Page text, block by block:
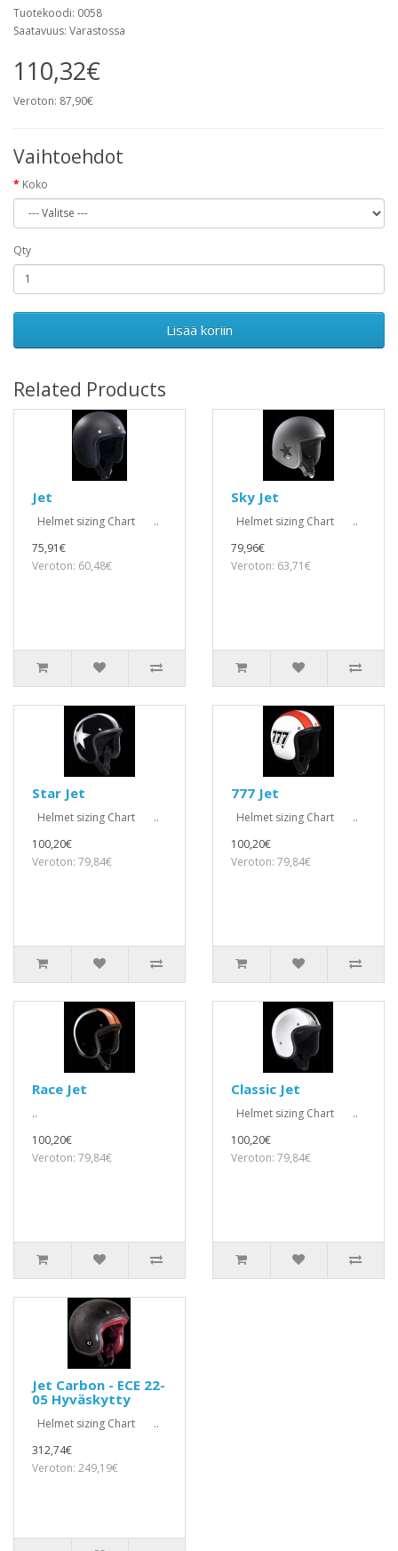
Tuotekoodi: 0058
Saatavuus: Varastossa
110,32€
Veroton: 87,90€
Vaihtoehdot
Koko
Qty
Lisää koriin
Related Products
Jet
Helmet sizing Chart ..
75,91€
Veroton: 60,48€
Sky Jet
Helmet sizing Chart ..
79,96€
Veroton: 63,71€
Star Jet
Helmet sizing Chart ..
100,20€
Veroton: 79,84€
777 Jet
Helmet sizing Chart ..
100,20€
Veroton: 79,84€
Race Jet
..
100,20€
Veroton: 79,84€
Classic Jet
Helmet sizing Chart ..
100,20€
Veroton: 79,84€
Jet Carbon - ECE 22-
05 Hyväskytty
Helmet sizing Chart ..
312,74€
Veroton: 249,19€